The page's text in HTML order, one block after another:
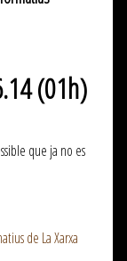
(01h)
que ja no es
de La Xarxa